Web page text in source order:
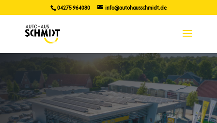
04275 964080 info@autohausschmidt.de